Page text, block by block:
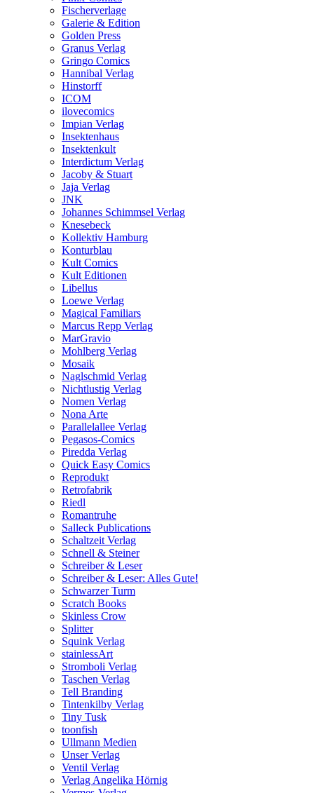
Fischerverlage
Galerie & Edition
Golden Press
Granus Verlag
Gringo Comics
Hannibal Verlag
Hinstorff
ICOM
ilovecomics
Impian Verlag
Insektenhaus
Insektenkult
Interdictum Verlag
Jacoby & Stuart
Jaja Verlag
JNK
Johannes Schimmsel Verlag
Knesebeck
Kollektiv Hamburg
Konturblau
Kult Comics
Kult Editionen
Libellus
Loewe Verlag
Magical Familiars
Marcus Repp Verlag
MarGravio
Mohlberg Verlag
Mosaik
Naglschmid Verlag
Nichtlustig Verlag
Nomen Verlag
Nona Arte
Parallelallee Verlag
Pegasos-Comics
Piredda Verlag
Quick Easy Comics
Reprodukt
Retrofabrik
Riedl
Romantruhe
Salleck Publications
Schaltzeit Verlag
Schnell & Steiner
Schreiber & Leser
Schreiber & Leser: Alles Gute!
Schwarzer Turm
Scratch Books
Skinless Crow
Splitter
Squink Verlag
stainlessArt
Stromboli Verlag
Taschen Verlag
Tell Branding
Tintenkilby Verlag
Tiny Tusk
toonfish
Ullmann Medien
Unser Verlag
Ventil Verlag
Verlag Angelika Hörnig